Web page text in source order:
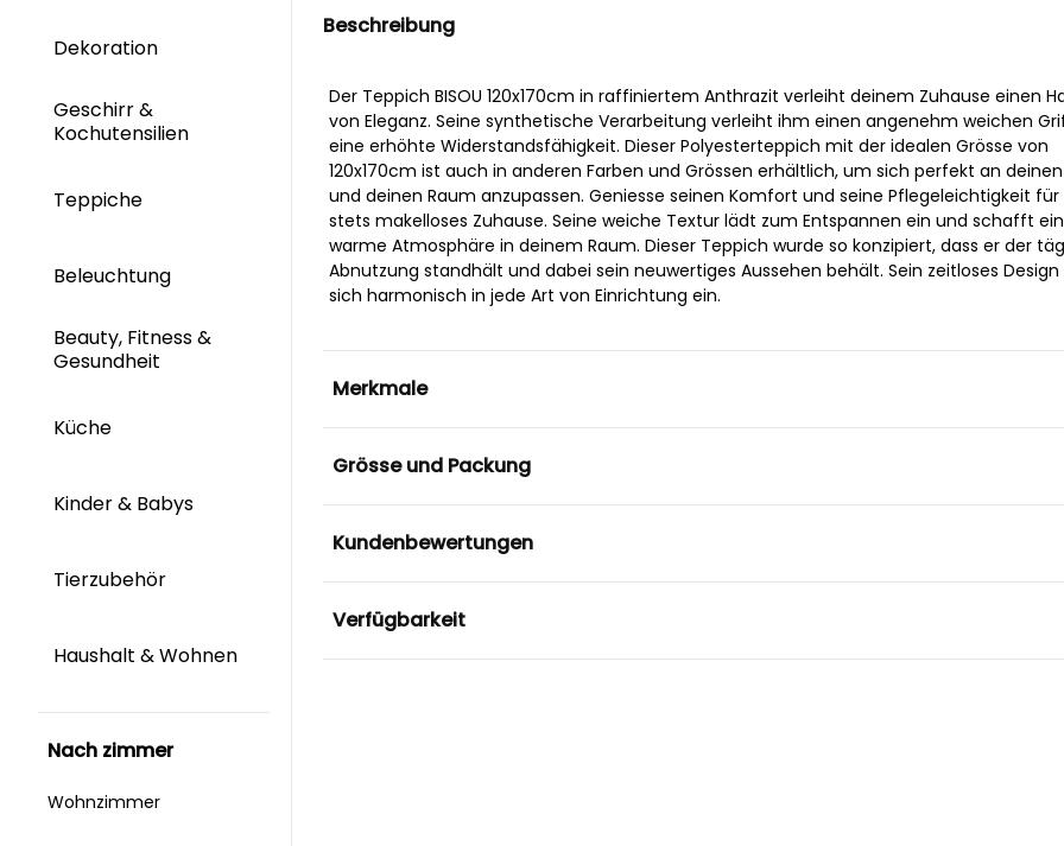
Dekoration
Geschirr &
Kochutensilien
Teppiche
Beleuchtung
Beauty, Fitness &
Gesundheit
Küche
Kinder & Babys
Tierzubehör
Haushalt & Wohnen
nach zimmer
Wohnzimmer
Beschreibung
Der Teppich BISOU 120x170cm in raffiniertem Anthrazit verleiht deinem Zuhause einen
von Eleganz. Seine synthetische Verarbeitung verleiht ihm einen angenehm weichen
eine erhöhte Widerstandsfähigkeit. Dieser Polyesterteppich mit der idealen Grösse von
120x170cm ist auch in anderen Farben und Grössen erhältlich, um sich perfekt an deinen
und deinen Raum anzupassen. Geniesse seinen Komfort und seine Pflegeleichtigkeit für
stets makelloses Zuhause. Seine weiche Textur lädt zum Entspannen ein und schafft
warme Atmosphäre in deinem Raum. Dieser Teppich wurde so konzipiert, dass er der
Abnutzung standhält und dabei sein neuwertiges Aussehen behält. Sein zeitloses
sich harmonisch in jede Art von Einrichtung ein.
Merkmale
Grösse und Packung
Kundenbewertungen
Verfügbarkeit